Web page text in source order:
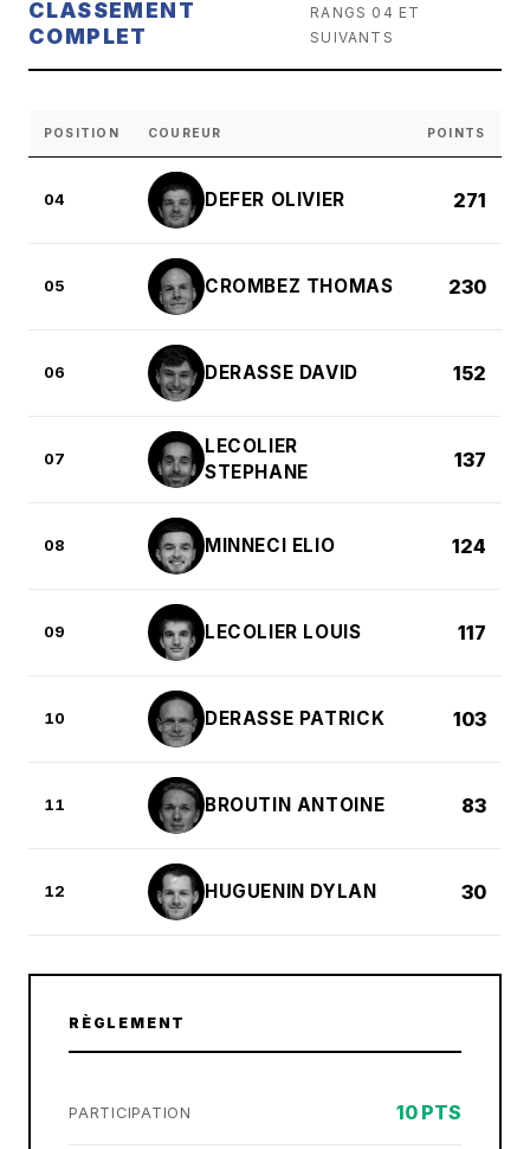
CLASSEMENT
COMPLET
RANGS 04 ET
SUIVANTS
POSITION COUREUR POINTS
04 DEFER OLIVIER 271
05 CROMBEZ THOMAS 230
06 DERASSE DAVID 152
07
LECOLIER
STEPHANE
137
08 MINNECI ELIO 124
09 LECOLIER LOUIS 117
10 DERASSE PATRICK 103
11 BROUTIN ANTOINE 83
12 HUGUENIN DYLAN 30
RÈGLEMENT
PARTICIPATION 10 PTS